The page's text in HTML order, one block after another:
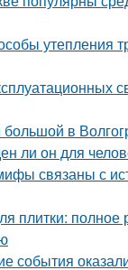
утепления
в
ли он для
связаны с
плитки: полное
события